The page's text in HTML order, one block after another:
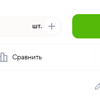
шт.
Сравнить